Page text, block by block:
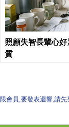
照顧失智長輩心
質
限會員,要發表迴響,請先